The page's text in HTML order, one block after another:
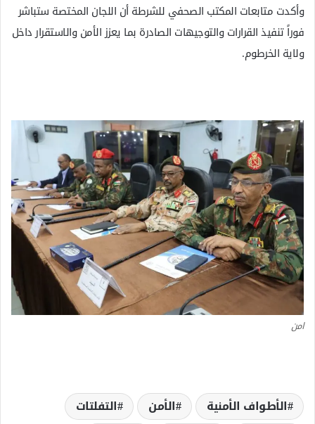
وأكدت متابعات المكتب الصحفي للشرطة أن اللجان المختصة ستباشر
فوراً تنفيذ القرارات والتوجيهات الصادرة بما يعزز الأمن والاستقرار داخل
ولاية الخرطوم.
امن
الأطواف الأمنية الأمن التفلتات